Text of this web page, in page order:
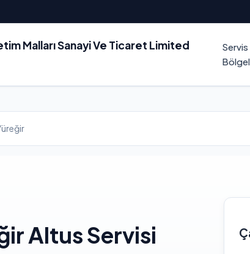
Malları Sanayi Ve Ticaret Limited
Servis
Altus Servisi